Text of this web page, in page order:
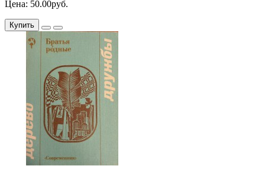
Цена: 50.00руб.
Купить